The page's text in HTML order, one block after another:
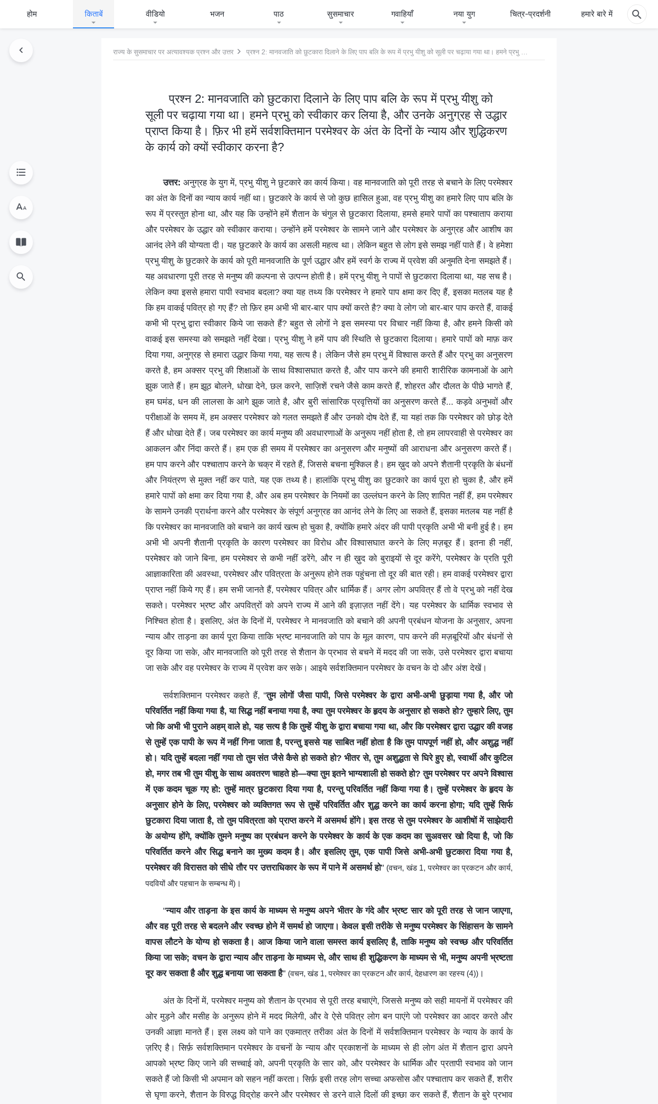
होम किताबें वीडियो भजन पाठ सुसमाचार गवाहियाँ नया युग चित्र-प्रदर्शनी हमारे बारे में
राज्य के सुसमाचार पर अत्यावश्यक प्रश्न और उत्तर
प्रश्न 2: मानवजाति को छुटकारा दिलाने के लिए पाप बलि के रूप में प्रभु यीशु को
सूली पर चढ़ाया गया था। हमने प्रभु को स्वीकार कर लिया है, और उनके अनुग्रह से उद्धार
प्राप्त किया है। फ़िर भी हमें सर्वशक्तिमान परमेश्‍वर के अंत के दिनों के न्याय और शुद्धिकरण
के कार्य को क्यों स्वीकार करना है?
उत्तर: अनुग्रह के युग में, प्रभु यीशु ने छुटकारे का कार्य किया। वह मानवजाति को पूरी तरह से बचाने के लिए परमेश्‍वर
का अंत के दिनों का न्याय कार्य नहीं था। छुटकारे के कार्य से जो कुछ हासिल हुआ, वह प्रभु यीशु का हमारे लिए पाप बलि के
रूप में प्रस्तुत होना था, और यह कि उन्होंने हमें शैतान के चंगुल से छुटकारा दिलाया, हमसे हमारे पापों का पश्चाताप कराया
और परमेश्‍वर के उद्धार को स्वीकार कराया। उन्‍होंने हमें परमेश्‍वर के सामने जाने और परमेश्‍वर के अनुग्रह और आशीष का
आनंद लेने की योग्यता दी। यह छुटकारे के कार्य का असली महत्व था। लेकिन बहुत से लोग इसे समझ नहीं पाते हैं। वे हमेशा
प्रभु यीशु के छुटकारे के कार्य को पूरी मानवजाति के पूर्ण उद्धार और हमें स्वर्ग के राज्य में प्रवेश की अनुमति देना समझते हैं।
यह अवधारणा पूरी तरह से मनुष्य की कल्पना से उत्पन्न होती है। हमें प्रभु यीशु ने पापों से छुटकारा दिलाया था, यह सच है।
लेकिन क्‍या इससे हमारा पापी स्वभाव बदला? क्या यह तथ्य कि परमेश्‍वर ने हमारे पाप क्षमा कर दिए हैं, इसका मतलब यह है
कि हम वाकई पवित्र हो गए हैं? तो फ़िर हम अभी भी बार-बार पाप क्यों करते है? क्या वे लोग जो बार-बार पाप करते हैं, वाकई
कभी भी प्रभु द्वारा स्वीकार किये जा सकते हैं? बहुत से लोगों ने इस समस्या पर विचार नहीं किया है, और हमने किसी को
वाकई इस समस्या को समझते नहीं देखा। प्रभु यीशु ने हमें पाप की स्थिति से छुटकारा दिलाया। हमारे पापों को माफ़ कर
दिया गया, अनुग्रह से हमारा उद्धार किया गया, यह सत्य है। लेकिन जैसे हम प्रभु में विश्वास करते हैं और प्रभु का अनुसरण
करते है, हम अक्सर प्रभु की शिक्षाओं के साथ विश्वासघात करते है, और पाप करने की हमारी शारीरिक कामनाओं के आगे
झुक जाते हैं। हम झूठ बोलने, धोखा देने, छल करने, साज़िशें रचने जैसे काम करते हैं, शोहरत और दौलत के पीछे भागते हैं,
हम घमंड, धन की लालसा के आगे झुक जाते है, और बुरी सांसारिक प्रवृत्तियों का अनुसरण करते हैं... कड़वे अनुभवों और
परीक्षाओं के समय में, हम अक्सर परमेश्‍वर को गलत समझते हैं और उनको दोष देते हैं, या यहां तक कि परमेश्‍वर को छोड़ देते
हैं और धोखा देते हैं। जब परमेश्‍वर का कार्य मनुष्य की अवधारणाओं के अनुरूप नहीं होता है, तो हम लापरवाही से परमेश्‍वर का
आकलन और निंदा करते हैं। हम एक ही समय में परमेश्‍वर का अनुसरण और मनुष्यों की आराधना और अनुसरण करते हैं।
हम पाप करने और पश्चाताप करने के चक्र में रहते हैं, जिससे बचना मुश्किल है। हम ख़ुद को अपने शैतानी प्रकृति के बंधनों
और नियंत्रण से मुक्त नहीं कर पाते, यह एक तथ्य है। हालांकि प्रभु यीशु का छुटकारे का कार्य पूरा हो चुका है, और हमें
हमारे पापों को क्षमा कर दिया गया है, और अब हम परमेश्‍वर के नियमों का उल्लंघन करने के लिए शापित नहीं हैं, हम परमेश्‍वर
के सामने उनकी प्रार्थना करने और परमेश्‍वर के संपूर्ण अनुग्रह का आनंद लेने के लिए आ सकते हैं, इसका मतलब यह नहीं है
कि परमेश्‍वर का मानवजाति को बचाने का कार्य खत्म हो चुका है, क्योंकि हमारे अंदर की पापी प्रकृति अभी भी बनी हुई है। हम
अभी भी अपनी शैतानी प्रकृति के कारण परमेश्‍वर का विरोध और विश्वासघात करने के लिए मज़बूर हैं। इतना ही नहीं,
परमेश्‍वर को जाने बिना, हम परमेश्‍वर से कभी नहीं डरेंगे, और न ही ख़ुद को बुराइयों से दूर करेंगे, परमेश्‍वर के प्रति पूरी
आज्ञाकारिता की अवस्था, परमेश्‍वर और पवित्रता के अनुरूप होने तक पहुंचना तो दूर की बात रही। हम वाकई परमेश्‍वर द्वारा
प्राप्त नहीं किये गए हैं। हम सभी जानते हैं, परमेश्‍वर पवित्र और धार्मिक हैं। अगर लोग अपवित्र हैं तो वे प्रभु को नहीं देख
सकते। परमेश्‍वर भ्रष्ट और अपवित्रों को अपने राज्य में आने की इज़ाज़त नहीं देंगे। यह परमेश्‍वर के धार्मिक स्वभाव से
निश्चित होता है। इसलिए, अंत के दिनों में, परमेश्‍वर ने मानवजाति को बचाने की अपनी प्रबंधन योजना के अनुसार, अपना
न्याय और ताड़ना का कार्य पूरा किया ताकि भ्रष्ट मानवजाति को पाप के मूल कारण, पाप करने की मज़बूरियों और बंधनों से
दूर किया जा सके, और मानवजाति को पूरी तरह से शैतान के प्रभाव से बचने में मदद की जा सके, उसे परमेश्‍वर द्वारा बचाया
जा सके और वह परमेश्‍वर के राज्य में प्रवेश कर सके। आइये सर्वशक्तिमान परमेश्‍वर के वचन के दो और अंश देखें।
सर्वशक्तिमान परमेश्वर कहते हैं, "तुम लोगों जैसा पापी, जिसे परमेश्वर के द्वारा अभी-अभी छुड़ाया गया है, और जो
परिवर्तित नहीं किया गया है, या सिद्ध नहीं बनाया गया है, क्या तुम परमेश्वर के हृदय के अनुसार हो सकते हो? तुम्हारे लिए, तुम
जो कि अभी भी पुराने अहम् वाले हो, यह सत्य है कि तुम्हें यीशु के द्वारा बचाया गया था, और कि परमेश्वर द्वारा उद्धार की वजह
से तुम्हें एक पापी के रूप में नहीं गिना जाता है, परन्तु इससे यह साबित नहीं होता है कि तुम पापपूर्ण नहीं हो, और अशुद्ध नहीं
हो। यदि तुम्हें बदला नहीं गया तो तुम संत जैसे कैसे हो सकते हो? भीतर से, तुम अशुद्धता से घिरे हुए हो, स्वार्थी और कुटिल
हो, मगर तब भी तुम यीशु के साथ अवतरण चाहते हो—क्या तुम इतने भाग्यशाली हो सकते हो? तुम परमेश्वर पर अपने विश्वास
में एक कदम चूक गए हो: तुम्हें मात्र छुटकारा दिया गया है, परन्तु परिवर्तित नहीं किया गया है। तुम्हें परमेश्वर के हृदय के
अनुसार होने के लिए, परमेश्वर को व्यक्तिगत रूप से तुम्हें परिवर्तित और शुद्ध करने का कार्य करना होगा; यदि तुम्हें सिर्फ
छुटकारा दिया जाता है, तो तुम पवित्रता को प्राप्त करने में असमर्थ होंगे। इस तरह से तुम परमेश्वर के आशीषों में साझेदारी
के अयोग्य होंगे, क्योंकि तुमने मनुष्य का प्रबंधन करने के परमेश्वर के कार्य के एक कदम का सुअवसर खो दिया है, जो कि
परिवर्तित करने और सिद्ध बनाने का मुख्य कदम है। और इसलिए तुम, एक पापी जिसे अभी-अभी छुटकारा दिया गया है,
परमेश्वर की विरासत को सीधे तौर पर उत्तराधिकार के रूप में पाने में असमर्थ हो" (वचन, खंड 1, परमेश्वर का प्रकटन और कार्य,
पदवियों और पहचान के सम्बन्ध में) ।
"न्याय और ताड़ना के इस कार्य के माध्यम से मनुष्य अपने भीतर के गंदे और भ्रष्ट सार को पूरी तरह से जान जाएगा,
और वह पूरी तरह से बदलने और स्वच्छ होने में समर्थ हो जाएगा। केवल इसी तरीके से मनुष्य परमेश्वर के सिंहासन के सामने
वापस लौटने के योग्य हो सकता है। आज किया जाने वाला समस्त कार्य इसलिए है, ताकि मनुष्य को स्वच्छ और परिवर्तित
किया जा सके; वचन के द्वारा न्याय और ताड़ना के माध्यम से, और साथ ही शुद्धिकरण के माध्यम से भी, मनुष्य अपनी भ्रष्टता
दूर कर सकता है और शुद्ध बनाया जा सकता है" (वचन, खंड 1, परमेश्वर का प्रकटन और कार्य, देहधारण का रहस्य (4)) ।
अंत के दिनों में, परमेश्‍वर मनुष्य को शैतान के प्रभाव से पूरी तरह बचाएंगे, जिससे मनुष्य को सही मायनों में परमेश्‍वर की
ओर मुड़ने और मसीह के अनुरूप होने में मदद मिलेगी, और वे ऐसे पवित्र लोग बन पाएंगे जो परमेश्‍वर का आदर करते और
उनकी आज्ञा मानते हैं। इस लक्ष्य को पाने का एकमात्र तरीका अंत के दिनों में सर्वशक्तिमान परमेश्‍वर के न्याय के कार्य के
ज़रिए है। सिर्फ़ सर्वशक्तिमान परमेश्‍वर के वचनों के न्याय और प्रकाशनों के माध्यम से ही लोग अंत में शैतान द्वारा अपने
आपको भ्रष्ट किए जाने की सच्चाई को, अपनी प्रकृति के सार को, और परमेश्‍वर के धार्मिक और प्रतापी स्वभाव को जान
सकते हैं जो किसी भी अपमान को सहन नहीं करता। सिर्फ़ इसी तरह लोग सच्‍चा अफसोस और पश्चाताप कर सकते हैं, शरीर
से घृणा करने, शैतान के विरुद्ध विद्रोह करने और परमेश्‍वर से डरने वाले दिलों की इच्‍छा कर सकते हैं, शैतान के बुरे प्रभाव